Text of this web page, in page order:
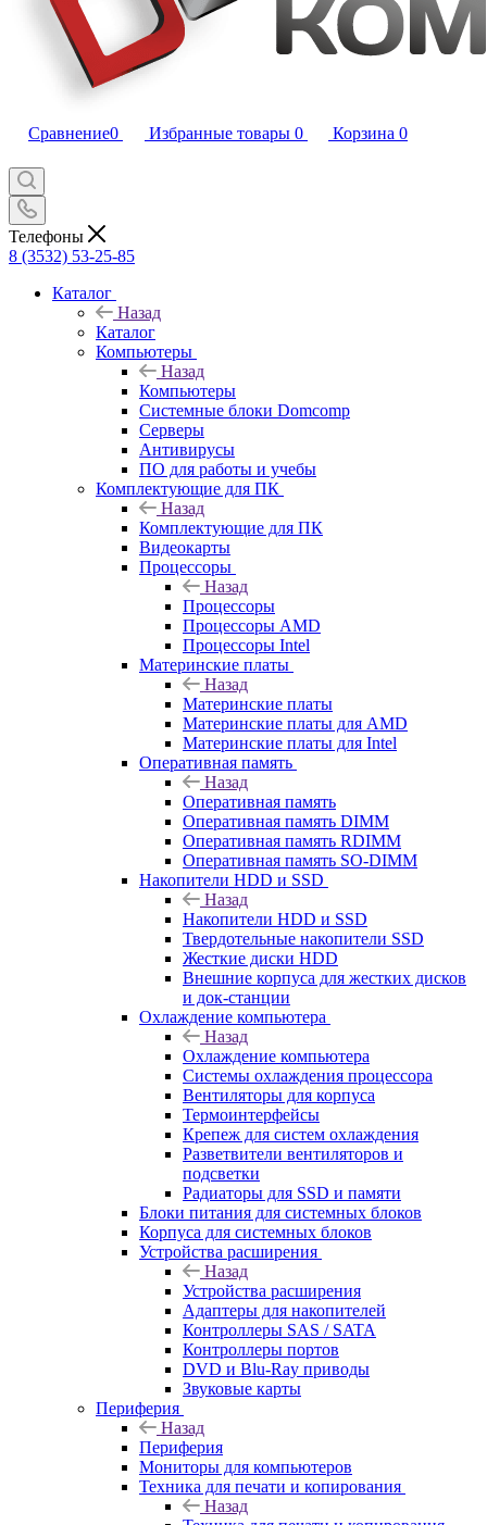
Сравнение0 Избранные товары 0 Корзина 0
Телефоны
8 (3532) 53-25-85
Каталог
Назад
Каталог
Компьютеры
Назад
Компьютеры
Системные блоки Domcomp
Серверы
Антивирусы
ПО для работы и учебы
Комплектующие для ПК
Назад
Комплектующие для ПК
Видеокарты
Процессоры
Назад
Процессоры
Процессоры AMD
Процессоры Intel
Материнские платы
Назад
Материнские платы
Материнские платы для AMD
Материнские платы для Intel
Оперативная память
Назад
Оперативная память
Оперативная память DIMM
Оперативная память RDIMM
Оперативная память SO-DIMM
Накопители HDD и SSD
Назад
Накопители HDD и SSD
Твердотельные накопители SSD
Жесткие диски HDD
Внешние корпуса для жестких дисков
и док-станции
Охлаждение компьютера
Назад
Охлаждение компьютера
Системы охлаждения процессора
Вентиляторы для корпуса
Термоинтерфейсы
Крепеж для систем охлаждения
Разветвители вентиляторов и
подсветки
Радиаторы для SSD и памяти
Блоки питания для системных блоков
Корпуса для системных блоков
Устройства расширения
Назад
Устройства расширения
Адаптеры для накопителей
Контроллеры SAS / SATA
Контроллеры портов
DVD и Blu-Ray приводы
Звуковые карты
Периферия
Назад
Периферия
Мониторы для компьютеров
Техника для печати и копирования
Назад